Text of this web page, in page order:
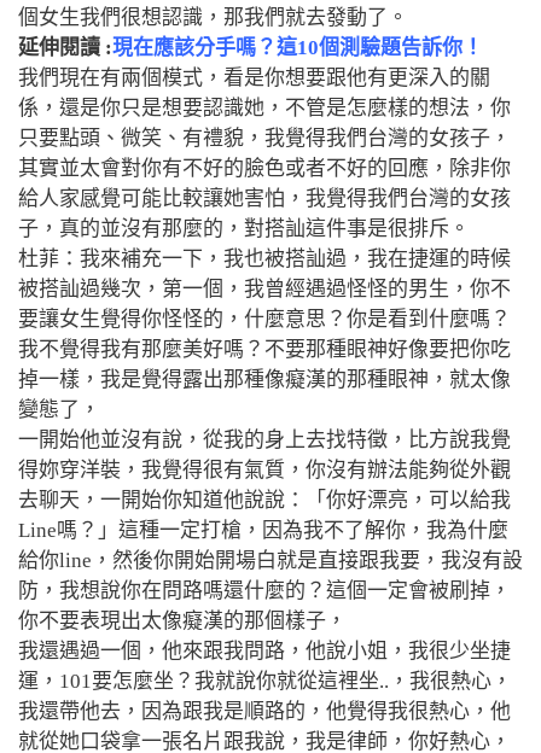
個女生我們很想認識，那我們就去發動了。
延伸閱讀 :現在應該分手嗎？這10個測驗題告訴你！
我們現在有兩個模式，看是你想要跟他有更深入的關
係，還是你只是想要認識她，不管是怎麼樣的想法，你
只要點頭、微笑、有禮貌，我覺得我們台灣的女孩子，
其實並太會對你有不好的臉色或者不好的回應，除非你
給人家感覺可能比較讓她害怕，我覺得我們台灣的女孩
子，真的並沒有那麼的，對搭訕這件事是很排斥。
杜菲：我來補充一下，我也被搭訕過，我在捷運的時候
被搭訕過幾次，第一個，我曾經遇過怪怪的男生，你不
要讓女生覺得你怪怪的，什麼意思？你是看到什麼嗎？
我不覺得我有那麼美好嗎？不要那種眼神好像要把你吃
掉一樣，我是覺得露出那種像癡漢的那種眼神，就太像
變態了，
一開始他並沒有說，從我的身上去找特徵，比方說我覺
得妳穿洋裝，我覺得很有氣質，你沒有辦法能夠從外觀
去聊天，一開始你知道他說說：「你好漂亮，可以給我
Line嗎？」這種一定打槍，因為我不了解你，我為什麼
給你line，然後你開始開場白就是直接跟我要，我沒有設
防，我想說你在問路嗎還什麼的？這個一定會被刷掉，
你不要表現出太像癡漢的那個樣子，
我還遇過一個，他來跟我問路，他說小姐，我很少坐捷
運，101要怎麼坐？我就說你就從這裡坐..，我很熱心，
我還帶他去，因為跟我是順路的，他覺得我很熱心，他
就從她口袋拿一張名片跟我說，我是律師，你好熱心，